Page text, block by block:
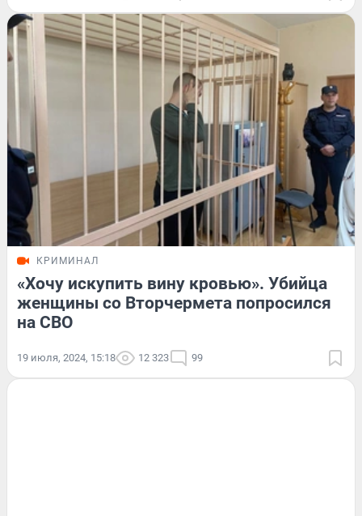
КРИМИНАЛ
«Хочу искупить вину кровью». Убийца
женщины со Вторчермета попросился
на СВО
19 июля, 2024, 15:18 12 323 99